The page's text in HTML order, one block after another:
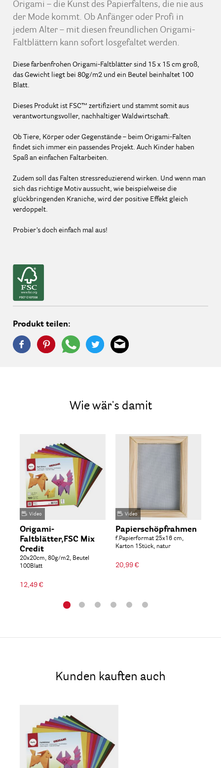
Origami – die Kunst des Papierfaltens, die nie aus
der Mode kommt. Ob Anfänger oder Profi in
jedem Alter – mit diesen freundlichen Origami-
Faltblättern kann sofort losgefaltet werden.
Diese farbenfrohen Origami-Faltblätter sind 15 x 15 cm groß,
das Gewicht liegt bei 80g/m2 und ein Beutel beinhaltet 100
Blatt.
Dieses Produkt ist FSC™ zertifiziert und stammt somit aus
verantwortungsvoller, nachhaltiger Waldwirtschaft.
Ob Tiere, Körper oder Gegenstände – beim Origami-Falten
findet sich immer ein passendes Projekt. Auch Kinder haben
Spaß an einfachen Faltarbeiten.
Zudem soll das Falten stressreduzierend wirken. Und wenn man
sich das richtige Motiv aussucht, wie beispielweise die
glückbringenden Kraniche, wird der positive Effekt gleich
verdoppelt.
Probier’s doch einfach mal aus!
Produkt teilen:
Wie wär's damit
Video
Origami-
Faltblätter,FSC Mix
Credit
20x20cm, 80g/m2, Beutel
100Blatt
12,49 €
Video
Papierschöpfrahmen
f.Papierformat 25x16 cm,
Karton 1Stück, natur
20,99 €
Kunden kauften auch